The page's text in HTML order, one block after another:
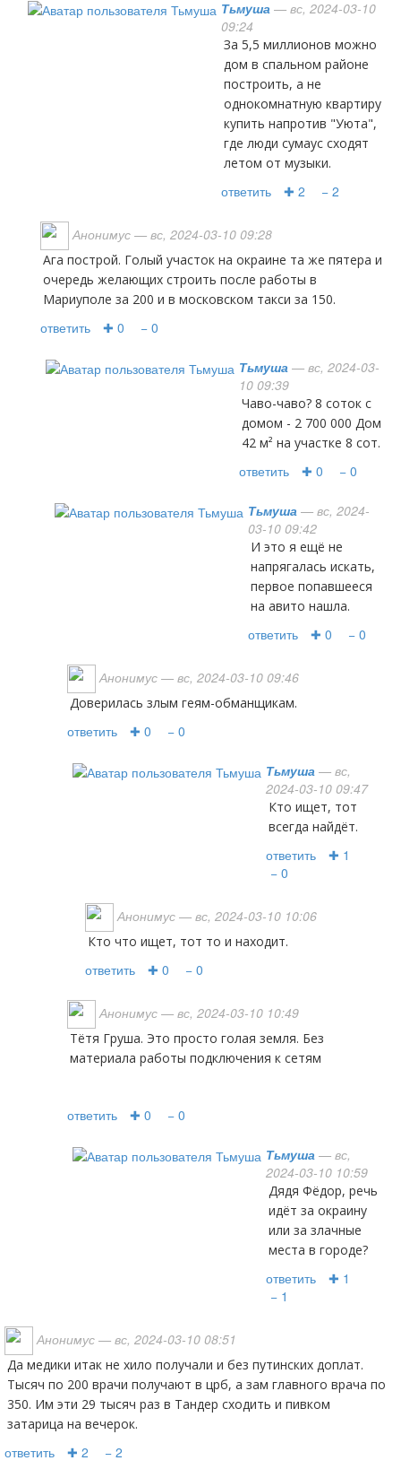
Тьмуша — вс, 2024-03-10
09:24
За 5,5 миллионов можно
дом в спальном районе
построить, а не
однокомнатную квартиру
купить напротив "Уюта",
где люди сумаус сходят
летом от музыки.
ответить ✚ 2 − 2
Анонимус — вс, 2024-03-10 09:28
Ага построй. Голый участок на окраине та же пятера и
очередь желающих строить после работы в
Мариуполе за 200 и в московском такси за 150.
ответить ✚ 0 − 0
Тьмуша — вс, 2024-03-
10 09:39
Чаво-чаво? 8 соток с
домом - 2 700 000 Дом
42 м² на участке 8 сот.
ответить ✚ 0 − 0
Тьмуша — вс, 2024-
03-10 09:42
И это я ещё не
напрягалась искать,
первое попавшееся
на авито нашла.
ответить ✚ 0 − 0
Анонимус — вс, 2024-03-10 09:46
Доверилась злым геям-обманщикам.
ответить ✚ 0 − 0
Тьмуша — вс,
2024-03-10 09:47
Кто ищет, тот
всегда найдёт.
ответить
✚ 1
− 0
Анонимус — вс, 2024-03-10 10:06
Кто что ищет, тот то и находит.
ответить ✚ 0 − 0
Анонимус — вс, 2024-03-10 10:49
Тётя Груша. Это просто голая земля. Без
материала работы подключения к сетям
ответить ✚ 0 − 0
Тьмуша — вс,
2024-03-10 10:59
Дядя Фёдор, речь
идёт за окраину
или за злачные
места в городе?
ответить
✚ 1
− 1
Анонимус — вс, 2024-03-10 08:51
Да медики итак не хило получали и без путинских доплат.
Тысяч по 200 врачи получают в црб, а зам главного врача по
350. Им эти 29 тысяч раз в Тандер сходить и пивком
затарица на вечерок.
ответить ✚ 2 − 2